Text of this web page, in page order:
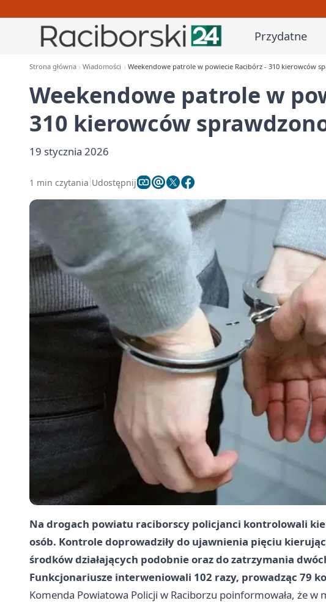
Przydatne
Strona główna Wiadomości Weekendowe patrole w powiecie Racibórz - 310 kierowców
Weekendowe patrole w
310 kierowców
19 stycznia 2026
1 min czytania Udostępnij
Na drogach powiatu raciborscy policjanci kontrolowali
osób. Kontrole doprowadziły do ujawnienia pięciu
środków działających podobnie oraz do zatrzymania
Funkcjonariusze interweniowali 102 razy, prowadząc 79
Komenda Powiatowa Policji w Raciborzu poinformowała, że